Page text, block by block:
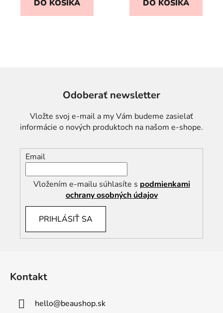
DO KOŠÍKA DO KOŠÍKA
Odoberať newsletter
Vložte svoj e-mail a my Vám budeme zasielať
informácie o nových produktoch na našom e-shope.
Email
Vložením e-mailu súhlasíte s podmienkami
ochrany osobných údajov
PRIHLÁSIŤ SA
Kontakt
hello@beaushop.sk